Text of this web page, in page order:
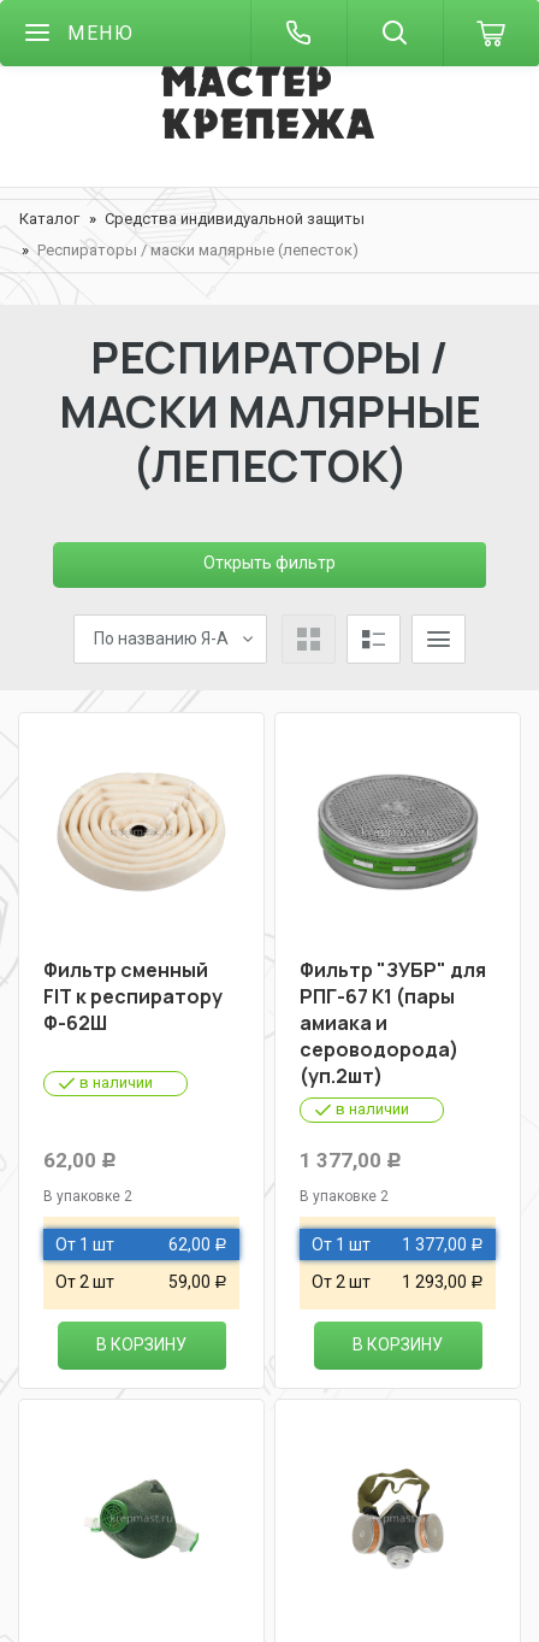
МЕНЮ
Каталог
Средства индивидуальной защиты
Респираторы / маски малярные (лепесток)
РЕСПИРАТОРЫ /
МАСКИ МАЛЯРНЫЕ
(ЛЕПЕСТОК)
Открыть фильтр
По названию Я-А
Фильтр сменный
FIT к респиратору
Ф-62Ш
в наличии
62,00 Р
В упаковке 2
От 1 шт 62,00 Р
От 2 шт 59,00 Р
В КОРЗИНУ
Фильтр "ЗУБР" для
РПГ-67 К1 (пары
амиака и
сероводорода)
(уп.2шт)
в наличии
1 377,00 Р
В упаковке 2
От 1 шт 1 377,00 Р
От 2 шт 1 293,00 Р
В КОРЗИНУ